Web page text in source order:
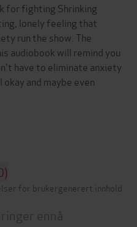
for fighting Shrinking
lonely feeling that
run the show. The
audiobook will remind you
have to eliminate anxiety
and maybe even
for brukergenerert innhold
ennå